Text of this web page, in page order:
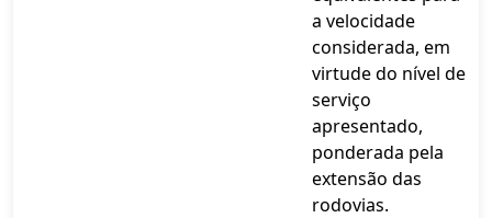
a velocidade
considerada, em
virtude do nível de
serviço
apresentado,
ponderada pela
extensão das
rodovias.